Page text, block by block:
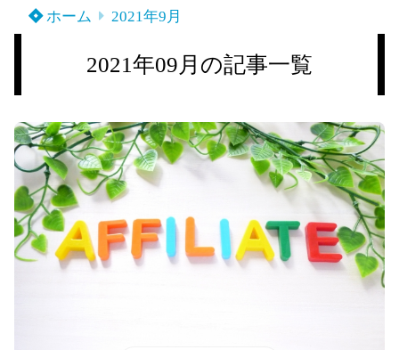
ホーム 2021年9月
2021年09月の記事一覧